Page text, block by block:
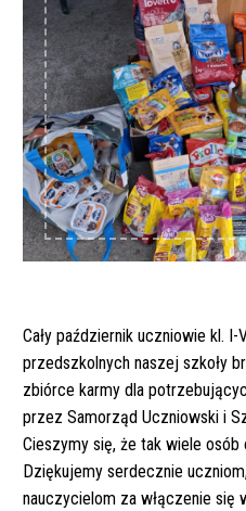
Cały październik uczniowie kl.
przedszkolnych naszej szkoły
zbiórce karmy dla
przez Samorząd Uczniowski i
Cieszymy się, że tak wiele osób
Dziękujemy serdecznie
nauczycielom za włączenie się